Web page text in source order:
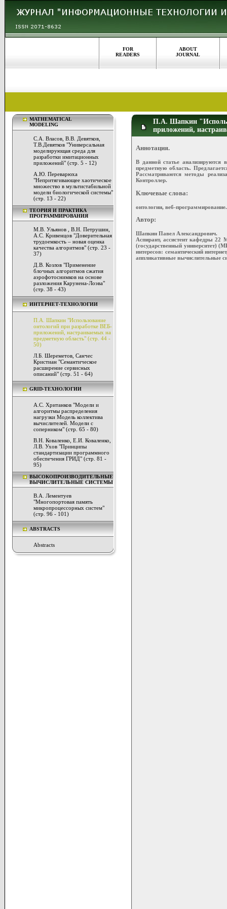
FOR
READERS
ABOUT
JOURNAL
MATHEMATICAL
MODELING
С.А. Власов, В.В. Девятков,
Т.В.Девятков "Универсальная
моделирующая среда для
разработки имитационных
приложений" (стр. 5 - 12)
А.Ю. Переварюха
"Непритягивающее хаотическое
множество в мультистабильной
модели биологической системы"
(стр. 13 - 22)
ТЕОРИЯ И ПРАКТИКА
ПРОГРАММИРОВАНИЯ
М.В. Ульянов , В.Н. Петрушин,
А.С. Кривенцов "Доверительная
трудоемкость – новая оценка
качества алгоритмов" (стр. 23 -
37)
Д.В. Козлов "Применение
блочных алгоритмов сжатия
аэрофотоснимков на основе
разложения Карунена-Лоэва"
(стр. 38 - 43)
ИНТЕРНЕТ-ТЕХНОЛОГИИ
П.А. Шапкин "Использование
онтологий при разработке ВЕБ-
приложений, настраиваемых на
предметную область" (стр. 44 -
50)
Л.Б. Шереметов, Санчес
Кристиан "Семантическое
расширение сервисных
описаний" (стр. 51 - 64)
GRID-ТЕХНОЛОГИИ
А.С. Хританков "Модели и
алгоритмы распределения
нагрузки Модель коллектива
вычислителей. Модели с
соперником" (стр. 65 - 80)
В.Н. Коваленко, Е.И. Коваленко,
Л.В. Ухов "Принципы
стандартизации программного
обеспечения ГРИД" (стр. 81 -
95)
ВЫСОКОПРОИЗВОДИТЕЛЬНЫЕ
ВЫЧИСЛИТЕЛЬНЫЕ СИСТЕМЫ
В.А. Лементуев
"Многопортовая память
микропроцессорных систем"
(стр. 96 - 101)
ABSTRACTS
Abstracts
П.А. Шапкин
приложений,
Аннотация.
В данной статье анализируются
предметную область.
Рассматриваются методы
Контроллер.
Ключевые слова:
онтологии, веб-программирование.
Автор:
Шапкин Павел Александрович.
Аспирант, ассистент кафедры
(государственный университет)
интересов: семантический
аппликативные вычислительные